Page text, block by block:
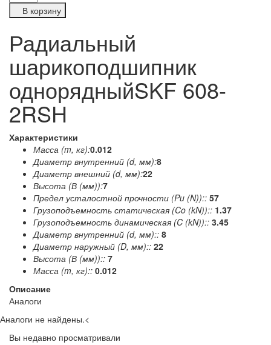
В корзину
Радиальный
шарикоподшипник
однорядныйSKF 608-
2RSH
Характеристики
Масса (m, кг):0.012
Диаметр внутренний (d, мм):8
Диаметр внешний (d, мм):22
Высота (В (мм)):7
Предел усталостной прочности (Pu (N)):: 57
Грузоподъемность статическая (Co (kN)):: 1.37
Грузоподъемность динамическая (C (kN)):: 3.45
Диаметр внутренний (d, мм):: 8
Диаметр наружный (D, мм):: 22
Высота (В (мм)):: 7
Масса (m, кг):: 0.012
Описание
Аналоги
Аналоги не найдены.<
Вы недавно просматривали